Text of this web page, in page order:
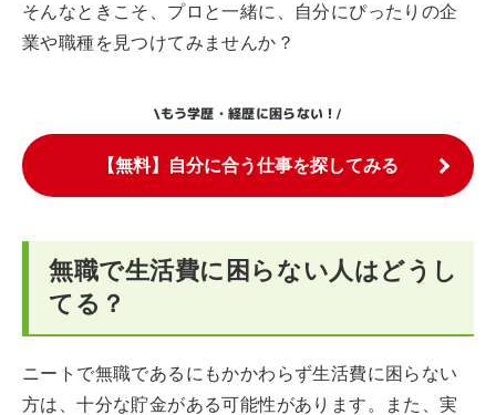
そんなときこそ、プロと一緒に、自分にぴったりの企
業や職種を見つけてみませんか？
\もう学歴・経歴に困らない！/
【無料】自分に合う仕事を探してみる
無職で生活費に困らない人はどうし
てる？
ニートで無職であるにもかかわらず生活費に困らない
方は、十分な貯金がある可能性があります。また、実